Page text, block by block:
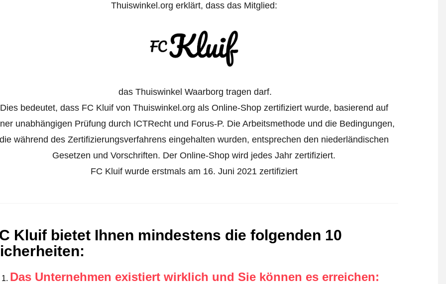
Thuiswinkel.org erklärt, dass das Mitglied:
das Thuiswinkel Waarborg tragen darf.
Dies bedeutet, dass FC Kluif von Thuiswinkel.org als Online-Shop zertifiziert wurde, basierend auf
unabhängigen Prüfung durch ICTRecht und Forus-P. Die Arbeitsmethode und die Bedingungen,
während des Zertifizierungsverfahrens eingehalten wurden, entsprechen den niederländischen
Gesetzen und Vorschriften. Der Online-Shop wird jedes Jahr zertifiziert.
FC Kluif wurde erstmals am 16. Juni 2021 zertifiziert
Kluif bietet Ihnen mindestens die folgenden 10
:
Das Unternehmen existiert wirklich und Sie können es erreichen: